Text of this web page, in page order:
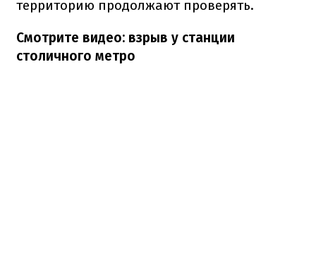
территорию продолжают проверять.
Смотрите видео: взрыв у станции
столичного метро